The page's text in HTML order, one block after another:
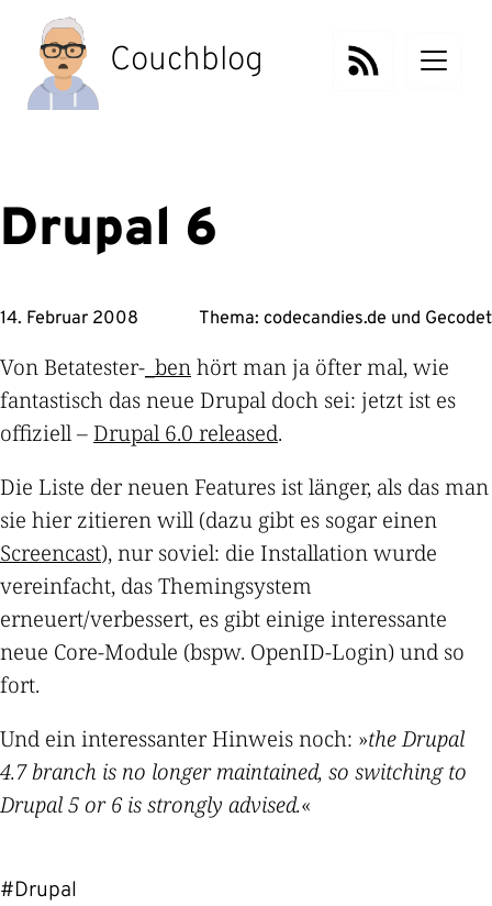
Inhalt
springen
Couchblog
Drupal 6
14. Februar 2008 Thema: codecandies.de und Gecodet
Von Betatester- _benhört man ja öfter mal, wie
fantastisch das neue Drupal doch sei: jetzt ist es
offiziell –Drupal 6.0 released.
Die Liste der neuen Features ist länger, als das man
sie hier zitieren will (dazu gibt es sogar einen
Screencast), nur soviel: die Installation wurde
vereinfacht, das Themingsystem
erneuert/verbessert, es gibt einige interessante
neue Core-Module (bspw. OpenID-Login) und so
fort.
Und ein interessanter Hinweis noch: »the Drupal
4.7 branch is no longer maintained, so switching to
Drupal 5 or 6 is strongly advised.«
#Drupal